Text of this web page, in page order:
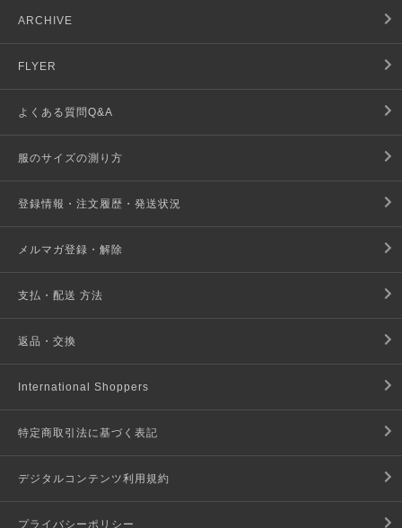
ARCHIVE
FLYER
よくある質問Q&A
服のサイズの測り方
登録情報・注文履歴・発送状況
メルマガ登録・解除
支払・配送 方法
返品・交換
International Shoppers
特定商取引法に基づく表記
デジタルコンテンツ利用規約
プライバシーポリシー